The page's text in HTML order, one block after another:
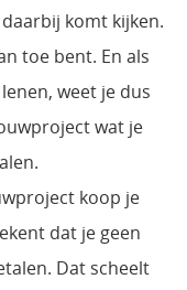
komt kijken.
toe bent. En als
weet je dus
wat je
koop je
dat je geen
Dat scheelt